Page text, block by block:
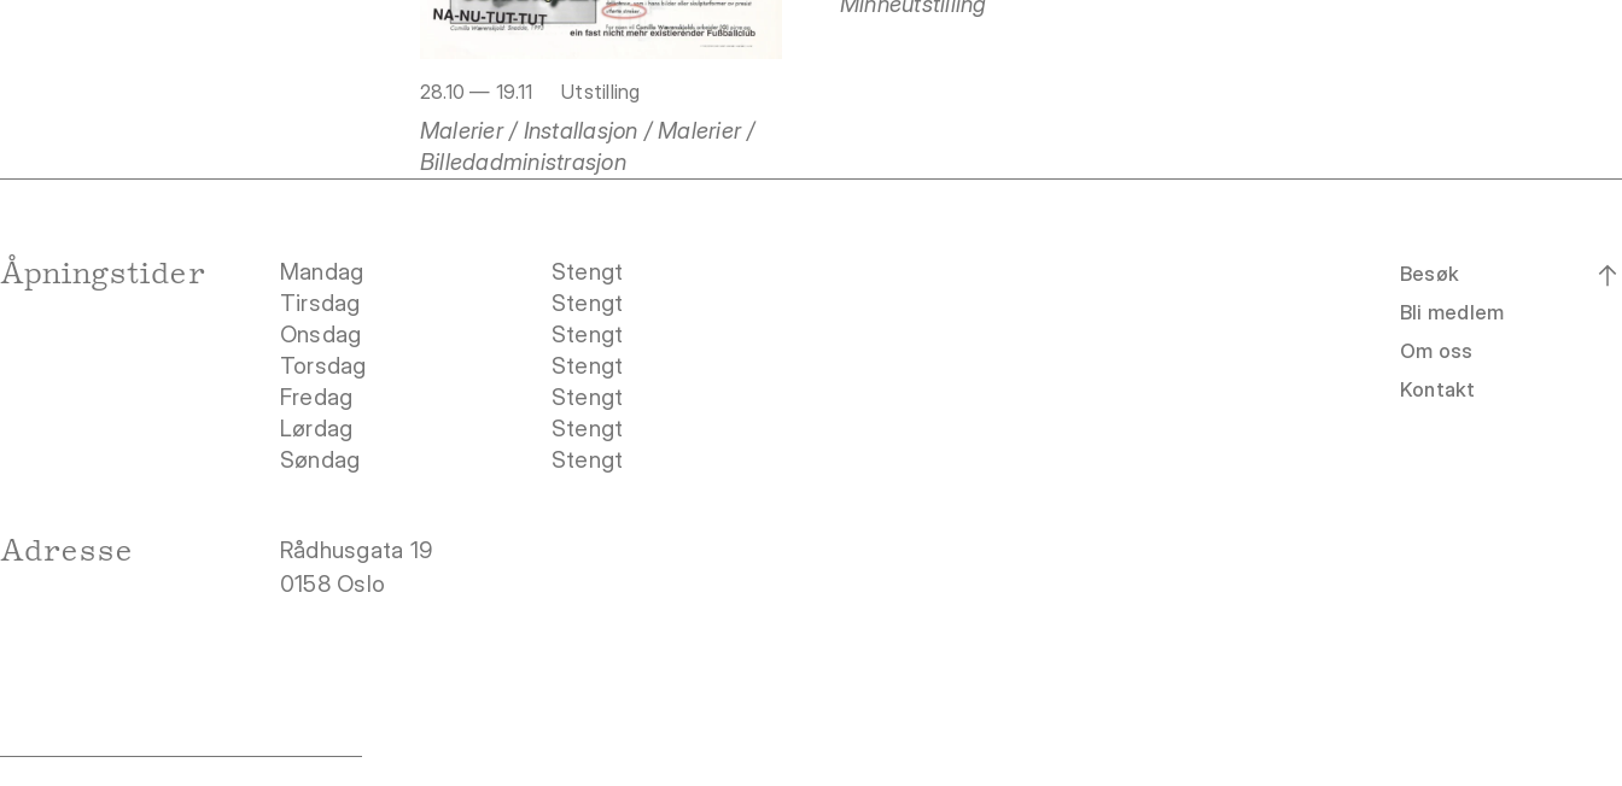
28.10 — 19.11 Utstilling
Malerier / Installasjon / Malerier /
Billedadministrasjon
Åpningstider Mandag
Stengt
Tirsdag
Stengt
Onsdag
Stengt
Torsdag
Stengt
Fredag
Stengt
Lørdag
Stengt
Søndag
Stengt
Adresse
Rådhusgata 19
0158 Oslo
Besøk
Bli medlem
Om oss
Kontakt